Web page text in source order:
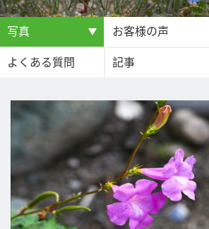
写真 お客様の声
よくある質問 記事